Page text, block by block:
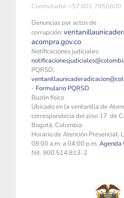
Conmutador +57 601 7956600
Denuncias por actos de
corrupción:
acompra.gov.co
Notificaciones judiciales:
PQRSD:
- Formulario PQRSD
Buzón físico
Ubicado en la ventanilla de
correspondecia del piso 17 de
Bogotá, Colombia
Horario de Atención Presencial:
08:00 a.m. a 04:00 p.m. Agenda
Nit. 900.514.813-2